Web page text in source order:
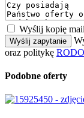
Wyślij kopię
Wyślij zapytanie
oraz politykę RODO
Podobne oferty